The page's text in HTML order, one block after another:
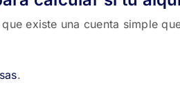
existe una cuenta simple
.